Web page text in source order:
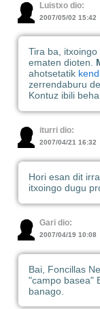
Luistxo dio:
2007/05/02 15:42
Tira ba,
ematen dioten.
ahotsetatik
zerrendaburu
Kontuz ibili
iturri dio:
2007/04/21 16:32
Hori esan dit
itxoingo dugu
Gari dio:
2007/04/19 10:08
Bai, Foncillas
"campo basea"
banago.